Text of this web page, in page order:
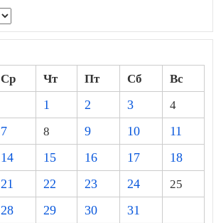
Ср Чт Пт Сб
Вс
1
2 3
4
7 8 9 10
11
14 15 16 17
18
21 22 23 24
25
28 29 30 31